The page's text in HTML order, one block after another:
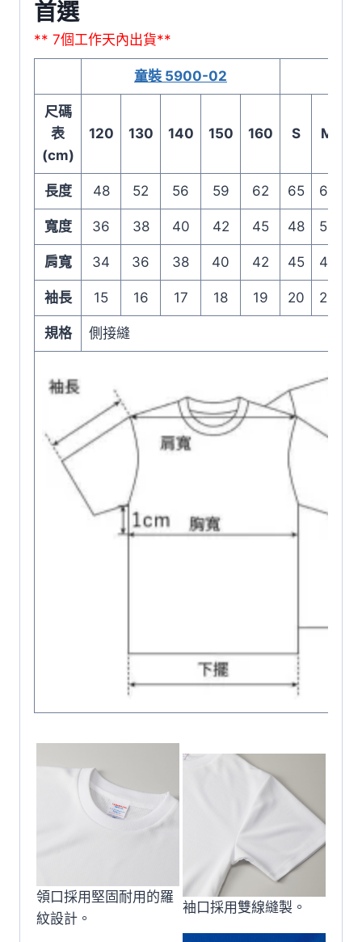
首選
** 7個工作天內出貨**
童裝 5900-02
尺碼
表
(cm)
120 130 140 150 160 S M
長度 48 52 56 59 62 65 68
寬度 36 38 40 42 45 48 51
肩寬 34 36 38 40 42 45 47
袖長 15 16 17 18 19 20 21
規格 側接縫
領口採用堅固耐用的羅
紋設計。
袖口採用雙線縫製。